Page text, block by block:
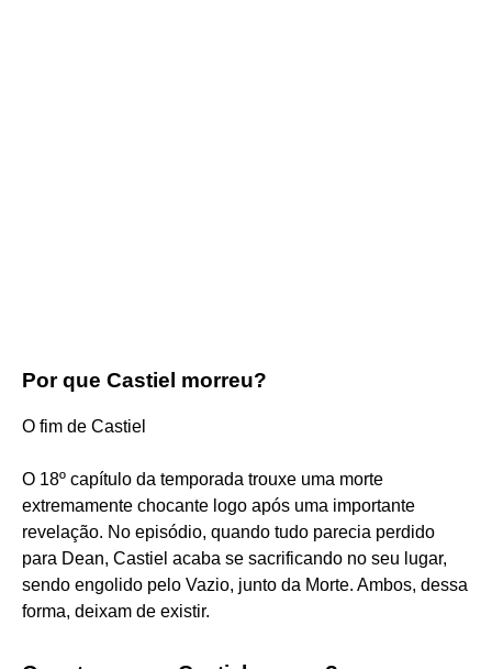
Por que Castiel morreu?
O fim de Castiel
O 18º capítulo da temporada trouxe uma morte
extremamente chocante logo após uma importante
revelação. No episódio, quando tudo parecia perdido
para Dean, Castiel acaba se sacrificando no seu lugar,
sendo engolido pelo Vazio, junto da Morte. Ambos, dessa
forma, deixam de existir.